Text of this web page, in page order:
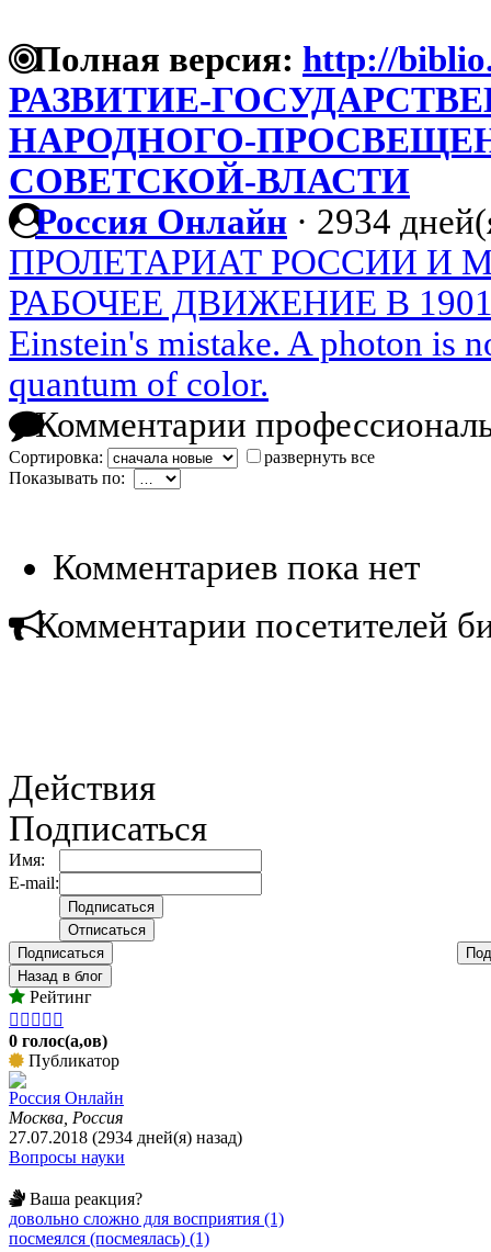
Полная версия: http://
РАЗВИТИЕ-
НАРОДНОГО-
СОВЕТСКОЙ-ВЛАСТИ
Россия Онлайн · 2934
ПРОЛЕТАРИАТ РОССИИ И
РАБОЧЕЕ ДВИЖЕНИЕ В
Einstein's mistake. A photon is
quantum of color.
Комментарии
Сортировка:
развернуть все
Показывать по:
Комментариев пока нет
Комментарии посетителей
Действия
Подписаться
Имя:
E-mail:
Подписаться
Назад в блог
Рейтинг
    
0 голос(а,ов)
Публикатор
Россия Онлайн
Москва, Россия
27.07.2018 (2934 дней(я) назад)
Вопросы науки
Ваша реакция?
довольно сложно для восприятия (1)
посмеялся (посмеялась) (1)